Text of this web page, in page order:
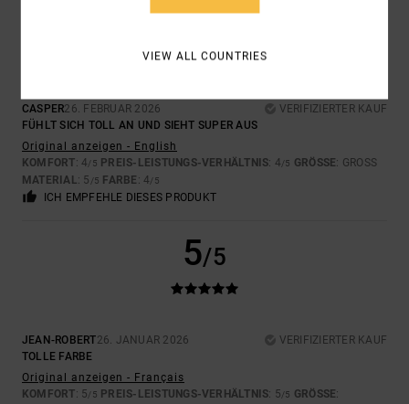
4
CASPER26. FEBRUAR 2026
VERIFIZIERTER KAUF
FÜHLT SICH TOLL AN UND SIEHT SUPER AUS
Original anzeigen - English
KOMFORT: 4/5 PREIS-LEISTUNGS-VERHÄLTNIS: 4/5 GRÖSSE : GROSS
MATERIAL: 5 /5 FARBE : 4/5
ICH EMPFEHLE DIESES PRODUKT
5/5
JEAN-ROBERT26. JANUAR 2026
VERIFIZIERTER KAUF
TOLLE FARBE
Original anzeigen - Français
KOMFORT: 5/5 PREIS-LEISTUNGS-VERHÄLTNIS: 5/5 GRÖSSE :
VIEW ALL COUNTRIES